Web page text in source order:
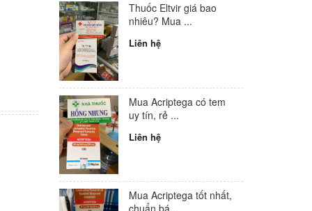
Thuốc Eltvir giá bao
nhiêu? Mua ...
Liên hệ
Mua Acriptega có tem
uy tín, rẻ ...
Liên hệ
Mua Acriptega tốt nhất,